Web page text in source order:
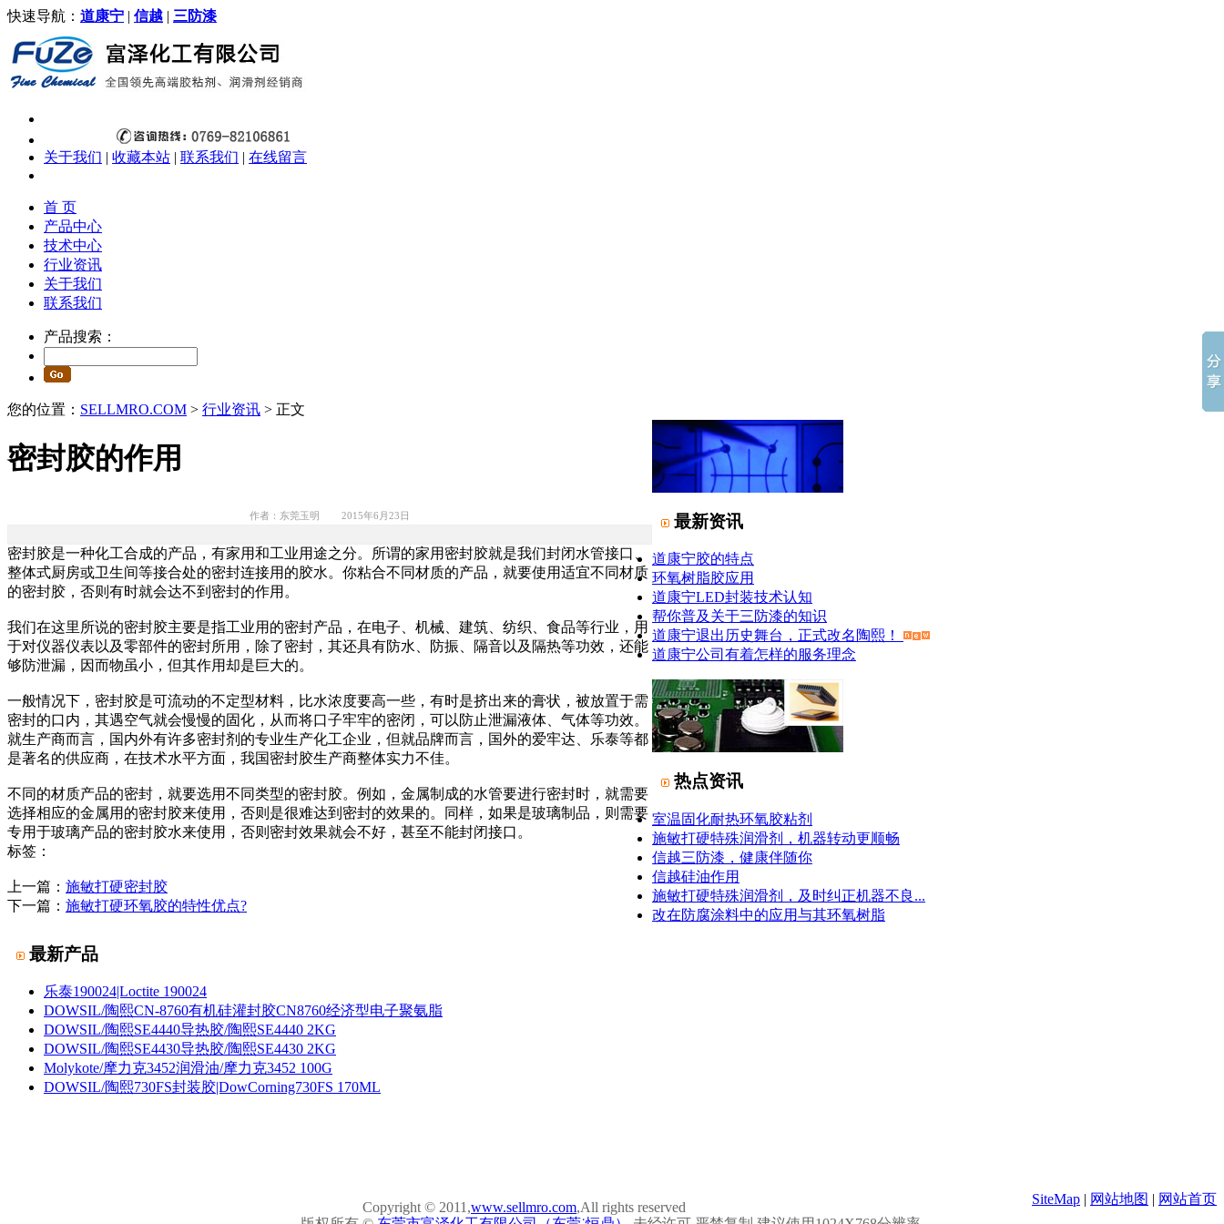
快速导航： 道康宁 | 信越 | 三防漆
关于我们 | 收藏本站 | 联系我们 | 在线留言
首 页
产品中心
技术中心
行业资讯
关于我们
联系我们
产品搜索：
您的位置： SELLMRO.COM > 行业资讯 > 正文
密封胶的作用
作者：东莞玉明 2015年6月23日
密封胶是一种化工合成的产品，有家用和工业用途之分。所谓的家用密封胶就是我们封闭水管接口、
整体式厨房或卫生间等接合处的密封连接用的胶水。你粘合不同材质的产品，就要使用适宜不同材质
的密封胶，否则有时就会达不到密封的作用。
我们在这里所说的密封胶主要是指工业用的密封产品，在电子、机械、建筑、纺织、食品等行业，用
于对仪器仪表以及零部件的密封所用，除了密封，其还具有防水、防振、隔音以及隔热等功效，还能
够防泄漏，因而物虽小，但其作用却是巨大的。
一般情况下，密封胶是可流动的不定型材料，比水浓度要高一些，有时是挤出来的膏状，被放置于需
密封的口内，其遇空气就会慢慢的固化，从而将口子牢牢的密闭，可以防止泄漏液体、气体等功效。
就生产商而言，国内外有许多密封剂的专业生产化工企业，但就品牌而言，国外的爱牢达、乐泰等都
是著名的供应商，在技术水平方面，我国密封胶生产商整体实力不佳。
不同的材质产品的密封，就要选用不同类型的密封胶。例如，金属制成的水管要进行密封时，就需要
选择相应的金属用的密封胶来使用，否则是很难达到密封的效果的。同样，如果是玻璃制品，则需要
专用于玻璃产品的密封胶水来使用，否则密封效果就会不好，甚至不能封闭接口。
标签：
上一篇： 施敏打硬密封胶
下一篇： 施敏打硬环氧胶的特性优点?
最新资讯
道康宁胶的特点
环氧树脂胶应用
道康宁LED封装技术认知
帮你普及关于三防漆的知识
道康宁退出历史舞台，正式改名陶熙！
道康宁公司有着怎样的服务理念
热点资讯
室温固化耐热环氧胶粘剂
施敏打硬特殊润滑剂，机器转动更顺畅
信越三防漆，健康伴随你
信越硅油作用
施敏打硬特殊润滑剂，及时纠正机器不良...
改在防腐涂料中的应用与其环氧树脂
最新产品
乐泰190024|Loctite 190024
DOWSIL/陶熙CN-8760有机硅灌封胶CN8760经济型电子聚氨脂
DOWSIL/陶熙SE4440导热胶/陶熙SE4440 2KG
DOWSIL/陶熙SE4430导热胶/陶熙SE4430 2KG
Molykote/摩力克3452润滑油/摩力克3452 100G
DOWSIL/陶熙730FS封装胶|DowCorning730FS 170ML
SiteMap | 网站地图 | 网站首页
Copyright © 2011,www.sellmro.com,All rights reserved